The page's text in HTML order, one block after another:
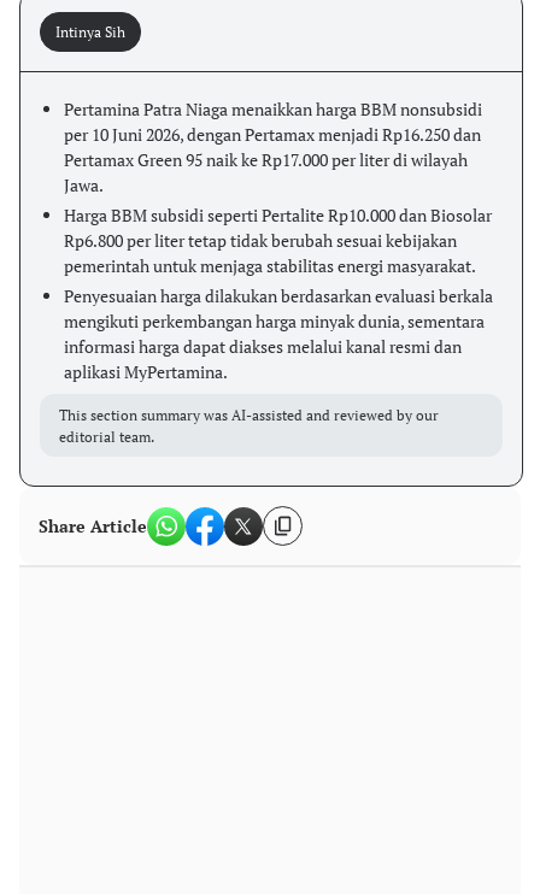
Intinya Sih
Pertamina Patra Niaga menaikkan harga BBM nonsubsidi
per 10 Juni 2026, dengan Pertamax menjadi Rp16.250 dan
Pertamax Green 95 naik ke Rp17.000 per liter di wilayah
Jawa.
Harga BBM subsidi seperti Pertalite Rp10.000 dan Biosolar
Rp6.800 per liter tetap tidak berubah sesuai kebijakan
pemerintah untuk menjaga stabilitas energi masyarakat.
Penyesuaian harga dilakukan berdasarkan evaluasi berkala
mengikuti perkembangan harga minyak dunia, sementara
informasi harga dapat diakses melalui kanal resmi dan
aplikasi MyPertamina.
This section summary was AI-assisted and reviewed by our
editorial team.
Share Article